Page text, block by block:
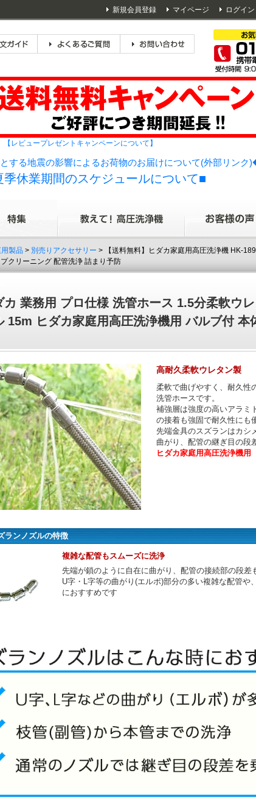
新規会員登録 マイページ ログイン
【レビュープレゼントキャンペーンについて】
する地震の影響によるお荷物のお届けについて(外部リンク
季休業期間のスケジュールについて■
用製品 > 別売りアクセサリー > 【送料無料】ヒダカ家庭用高圧洗浄機 HK-
クリーニング 配管洗浄 詰まり予防
カ 業務用 プロ仕様 洗管ホース 1.5分柔軟ウ
15m ヒダカ家庭用高圧洗浄機用 バルブ付 本
高耐久柔軟ウレタン製
柔軟で曲げやすく、耐久性
洗管ホースです。
補強層は強度の高いアラミ
の接着も強固で耐久性にも
先端金具のスズランはカシ
曲がり、配管の継ぎ目の段
ヒダカ家庭用高圧洗浄機用
ランノズルの特徴
複雑な配管もスムーズに洗浄
先端が鎖のように自在に曲がり、配管の接続部の段差
U字・L字等の曲がり(エルボ)部分の多い複雑な配管や
におすすめです